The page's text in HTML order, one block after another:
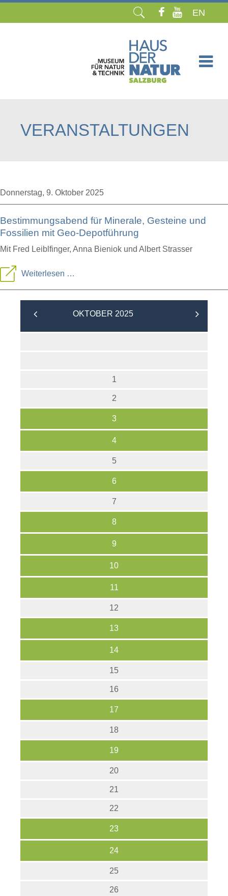
EN
VERANSTALTUNGEN
Donnerstag, 9. Oktober 2025
Bestimmungsabend für Minerale, Gesteine und
Fossilien mit Geo-Depotführung
Mit Fred Leiblfinger, Anna Bieniok und Albert Strasser
Weiterlesen …
für
Depotführung
OKTOBER 2025
1
2
3
4
5
6
7
8
9
10
11
12
13
14
15
16
17
18
19
20
21
22
23
24
25
26